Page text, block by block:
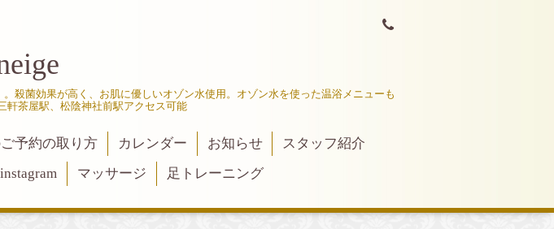
殺菌効果が高く、お肌に優しいオゾン水使用。オゾン水を使った温浴メニューも
軒茶屋駅、松陰神社前駅アクセス可能
予約の取り方 カレンダー お知らせ
スタッフ紹介
instagram マッサージ 足トレーニング